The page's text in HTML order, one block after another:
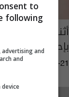
أثناء الرحلة..
بإحدى
07:25 | 2022-11-21
to
following
and
and